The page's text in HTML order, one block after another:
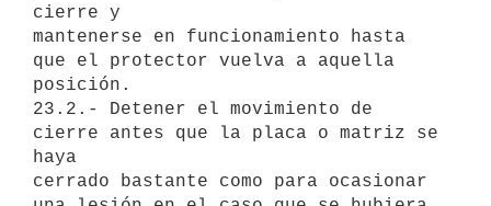
cierre y
mantenerse en funcionamiento hasta
que el protector vuelva a aquella
posición.
23.2.- Detener el movimiento de
cierre antes que la placa o matriz se
haya
cerrado bastante como para ocasionar